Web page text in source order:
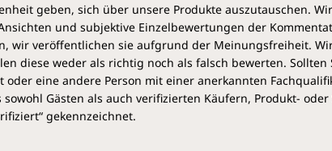
Der renommierte TCM-Experte Li Wu zeigt in
Ratgeber auf, welche Organe Beschwerden zu
bestimmten Tageszeiten verweisen, wann welche
Behandlungen am wirkungsvollsten sind und wann
jeweils die beste Zeit für Arbeits- oder Ruhephasen
ist. Richten Sie Ihren Alltag mit den wirksamen
geben, sich über unsere Produkte auszutauschen.
und subjektive Einzelbewertungen der
wir veröffentlichen sie aufgrund der Meinungsfreiheit.
diese weder als richtig noch als falsch bewerten. Sollten
eine andere Person mit einer anerkannten
Gästen als auch verifizierten Käufern, Produkt-
gekennzeichnet.